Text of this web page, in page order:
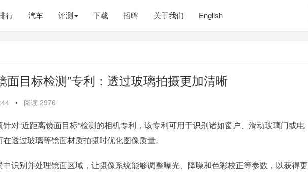
行 汽车 评测 下载 招聘 关于我们 English
面目标检测”专利：透过玻璃拍摄更加清晰
• 阅读 2976
对“近距离镜面目标”检测的相机专利，该专利可用于识别诸如窗户、滑动玻璃门或电
透过玻璃等镜面材质拍摄时优化图像质量。
识别并处理镜面区域，让摄像系统能够调整曝光、降噪和色彩校正等参数，以获得更